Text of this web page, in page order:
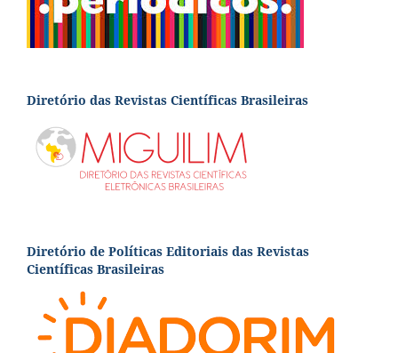
Diretório das Revistas Científicas Brasileiras
Diretório de Políticas Editoriais das Revistas
Científicas Brasileiras